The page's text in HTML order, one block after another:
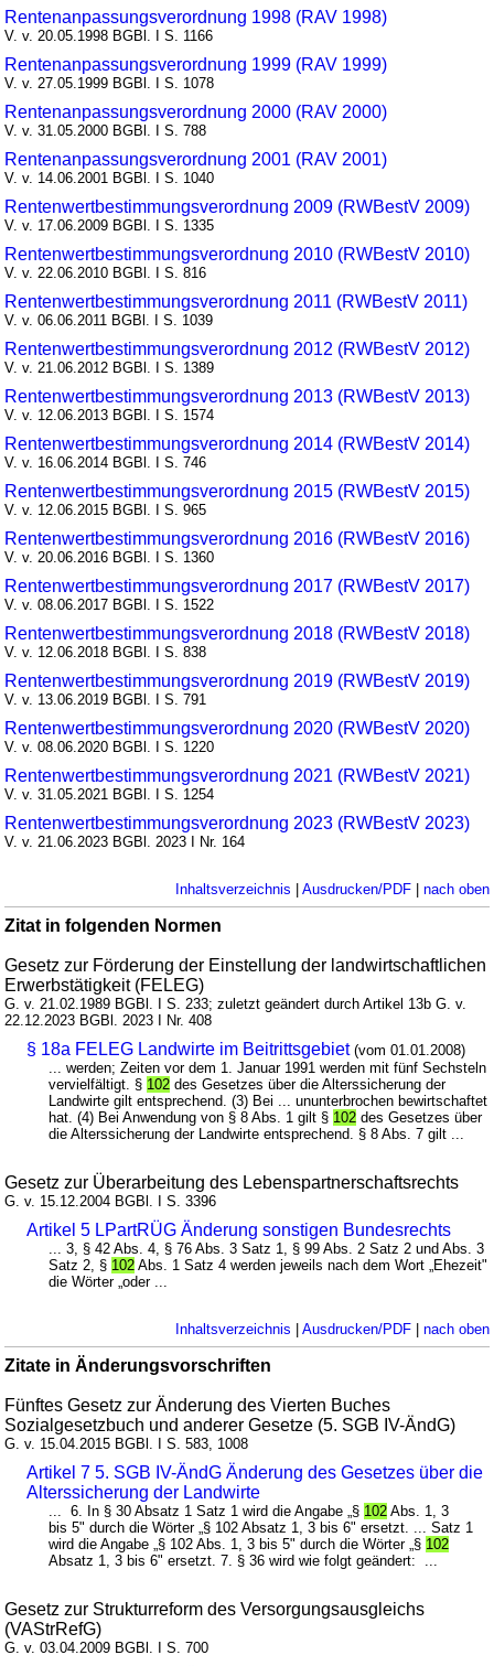
Rentenanpassungsverordnung 1998 (RAV 1998)
V. v. 20.05.1998 BGBl. I S. 1166
Rentenanpassungsverordnung 1999 (RAV 1999)
V. v. 27.05.1999 BGBl. I S. 1078
Rentenanpassungsverordnung 2000 (RAV 2000)
V. v. 31.05.2000 BGBl. I S. 788
Rentenanpassungsverordnung 2001 (RAV 2001)
V. v. 14.06.2001 BGBl. I S. 1040
Rentenwertbestimmungsverordnung 2009 (RWBestV 2009)
V. v. 17.06.2009 BGBl. I S. 1335
Rentenwertbestimmungsverordnung 2010 (RWBestV 2010)
V. v. 22.06.2010 BGBl. I S. 816
Rentenwertbestimmungsverordnung 2011 (RWBestV 2011)
V. v. 06.06.2011 BGBl. I S. 1039
Rentenwertbestimmungsverordnung 2012 (RWBestV 2012)
V. v. 21.06.2012 BGBl. I S. 1389
Rentenwertbestimmungsverordnung 2013 (RWBestV 2013)
V. v. 12.06.2013 BGBl. I S. 1574
Rentenwertbestimmungsverordnung 2014 (RWBestV 2014)
V. v. 16.06.2014 BGBl. I S. 746
Rentenwertbestimmungsverordnung 2015 (RWBestV 2015)
V. v. 12.06.2015 BGBl. I S. 965
Rentenwertbestimmungsverordnung 2016 (RWBestV 2016)
V. v. 20.06.2016 BGBl. I S. 1360
Rentenwertbestimmungsverordnung 2017 (RWBestV 2017)
V. v. 08.06.2017 BGBl. I S. 1522
Rentenwertbestimmungsverordnung 2018 (RWBestV 2018)
V. v. 12.06.2018 BGBl. I S. 838
Rentenwertbestimmungsverordnung 2019 (RWBestV 2019)
V. v. 13.06.2019 BGBl. I S. 791
Rentenwertbestimmungsverordnung 2020 (RWBestV 2020)
V. v. 08.06.2020 BGBl. I S. 1220
Rentenwertbestimmungsverordnung 2021 (RWBestV 2021)
V. v. 31.05.2021 BGBl. I S. 1254
Rentenwertbestimmungsverordnung 2023 (RWBestV 2023)
V. v. 21.06.2023 BGBl. 2023 I Nr. 164
Inhaltsverzeichnis Ausdrucken/PDF| nach oben
Zitat in folgenden Normen
Gesetz zur Förderung der Einstellung der landwirtschaftlichen
Erwerbstätigkeit (FELEG)
G. v. 21.02.1989 BGBl. I S. 233; zuletzt geändert durch Artikel 13b G. v.
22.12.2023 BGBl. 2023 I Nr. 408
§ 18a FELEG Landwirte im Beitrittsgebiet (vom 01.01.2008)
... werden; Zeiten vor dem 1. Januar 1991 werden mit fünf Sechsteln
vervielfältigt. § 102 des Gesetzes über die Alterssicherung der
Landwirte gilt entsprechend. (3) Bei ... ununterbrochen bewirtschaftet
hat. (4) Bei Anwendung von § 8 Abs. 1 gilt § 102 des Gesetzes über
die Alterssicherung der Landwirte entsprechend. § 8 Abs. 7 gilt ...
Gesetz zur Überarbeitung des Lebenspartnerschaftsrechts
G. v. 15.12.2004 BGBl. I S. 3396
Artikel 5 LPartRÜG Änderung sonstigen Bundesrechts
... 3, § 42 Abs. 4, § 76 Abs. 3 Satz 1, § 99 Abs. 2 Satz 2 und Abs. 3
Satz 2, § 102 Abs. 1 Satz 4 werden jeweils nach dem Wort „Ehezeit"
die Wörter „oder ...
Inhaltsverzeichnis Ausdrucken/PDF| nach oben
Zitate in Änderungsvorschriften
Fünftes Gesetz zur Änderung des Vierten Buches
Sozialgesetzbuch und anderer Gesetze (5. SGB IV-ÄndG)
G. v. 15.04.2015 BGBl. I S. 583, 1008
Artikel 7 5. SGB IV-ÄndG Änderung des Gesetzes über die
Alterssicherung der Landwirte
... 6. In § 30 Absatz 1 Satz 1 wird die Angabe „§ 102 Abs. 1, 3
bis 5" durch die Wörter „§ 102 Absatz 1, 3 bis 6" ersetzt. ... Satz 1
wird die Angabe „§ 102 Abs. 1, 3 bis 5" durch die Wörter „§ 102
Absatz 1, 3 bis 6" ersetzt. 7. § 36 wird wie folgt geändert: ...
Gesetz zur Strukturreform des Versorgungsausgleichs
(VAStrRefG)
G. v. 03.04.2009 BGBl. I S. 700